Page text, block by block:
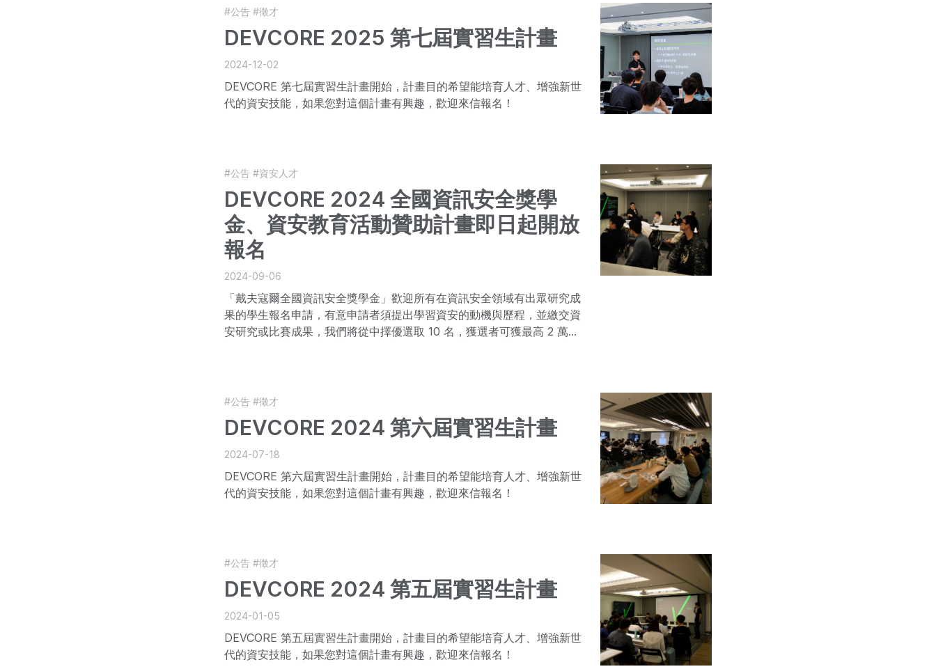
#公告 #徵才
DEVCORE 2025 第七屆實習生計畫
2024-12-02
DEVCORE 第七屆實習生計畫開始，計畫目的希望能培育人才、增強新世
代的資安技能，如果您對這個計畫有興趣，歡迎來信報名！
#公告 #資安人才
DEVCORE 2024 全國資訊安全獎學
金、資安教育活動贊助計畫即日起開放
報名
2024-09-06
「戴夫寇爾全國資訊安全獎學金」歡迎所有在資訊安全領域有出眾研究成
果的學生報名申請，有意申請者須提出學習資安的動機與歷程，並繳交資
安研究或比賽成果，我們將從中擇優選取 10 名，獲選者可獲最高 2 萬元
#公告 #徵才
DEVCORE 2024 第六屆實習生計畫
2024-07-18
DEVCORE 第六屆實習生計畫開始，計畫目的希望能培育人才、增強新世
代的資安技能，如果您對這個計畫有興趣，歡迎來信報名！
#公告 #徵才
DEVCORE 2024 第五屆實習生計畫
2024-01-05
DEVCORE 第五屆實習生計畫開始，計畫目的希望能培育人才、增強新世
代的資安技能，如果您對這個計畫有興趣，歡迎來信報名！